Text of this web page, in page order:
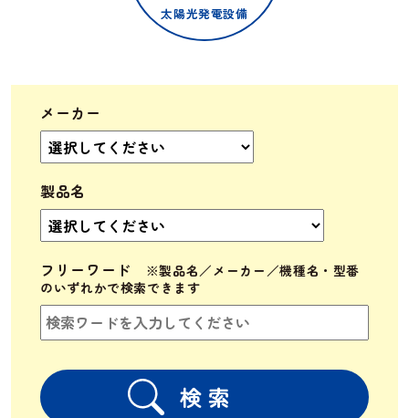
太陽光発電設備
メーカー
製品名
フリーワード